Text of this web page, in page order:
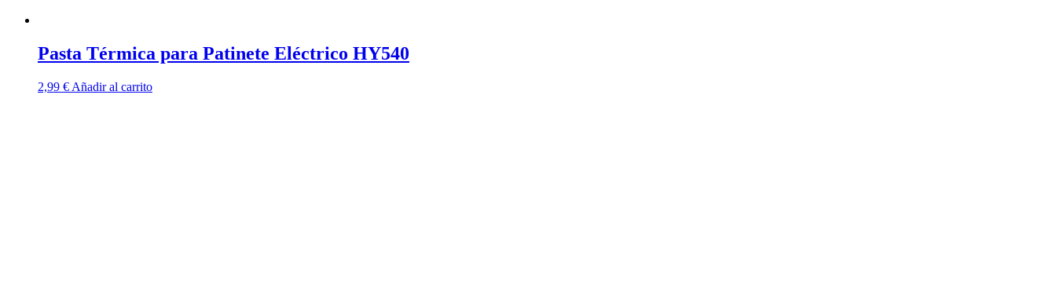
Pasta Térmica para Patinete Eléctrico HY540
2,99 € Añadir al carrito